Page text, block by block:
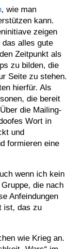
, wie man
kann.
zeigen
das alles gute
Zeitpunkt als
zu bilden, die
Seite zu stehen.
hierfür. Als
die bereit
die Mailing-
Wort in
und
formieren eine
wenn ich kein
die nach
Anfeindungen
ist, das zu
wie Krieg an.